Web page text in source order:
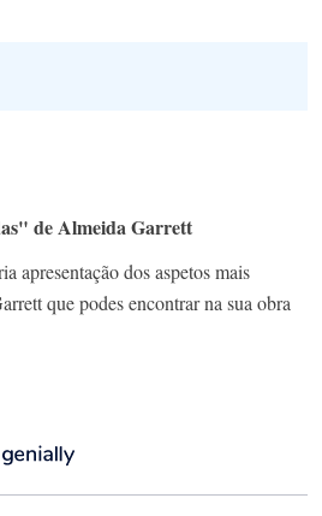
de Almeida Garrett
apresentação dos aspetos mais
que podes encontrar na sua obra